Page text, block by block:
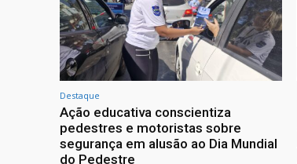
Destaque
Ação educativa conscientiza
pedestres e motoristas sobre
segurança em alusão ao Dia Mundial
do Pedestre